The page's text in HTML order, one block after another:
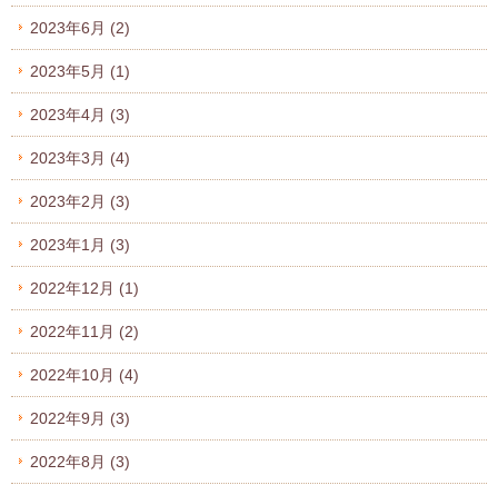
2023年6月 (2)
2023年5月 (1)
2023年4月 (3)
2023年3月 (4)
2023年2月 (3)
2023年1月 (3)
2022年12月 (1)
2022年11月 (2)
2022年10月 (4)
2022年9月 (3)
2022年8月 (3)